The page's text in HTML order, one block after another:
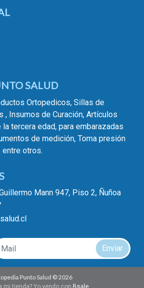
SALUD
Ortopedicos, Sillas de
, Insumos de Curación, Artículos
tercera edad, para embarazadas
de medición, Toma presión
otros.
Mann 947, Piso 2, Ñuñoa
Enviar
Punto Salud © 2026
mi tienda? Yo vendo con Bsale